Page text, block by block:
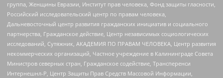
группа, Женщины Евразии, Институт прав человека, Фонд защиты гласности,
Российский исследовательский центр по правам человека,
Дальневосточный центр развития гражданских инициатив и социального
партнерства, Гражданское действие, Центр независимых социологических
исследований, Сутяжник, АКАДЕМИЯ ПО ПРАВАМ ЧЕЛОВЕКА, Центр развития
некоммерческих организаций, Частное учреждение в Калининграде Совета
Министров северных стран, Гражданское содействие, Трансперенси
Интернешнл-Р, Центр Защиты Прав Средств Массовой Информации,